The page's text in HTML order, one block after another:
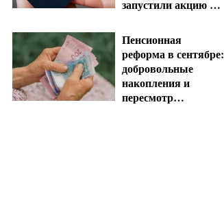
запустили акцию до
Пенсионная
реформа в сентябре:
добровольные
накопления и
пересмотр